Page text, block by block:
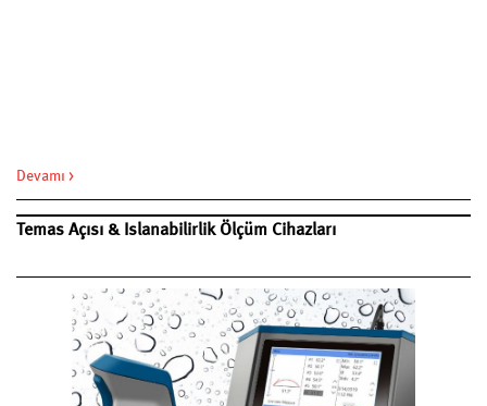
Devamı >
Temas Açısı & Islanabilirlik Ölçüm Cihazları